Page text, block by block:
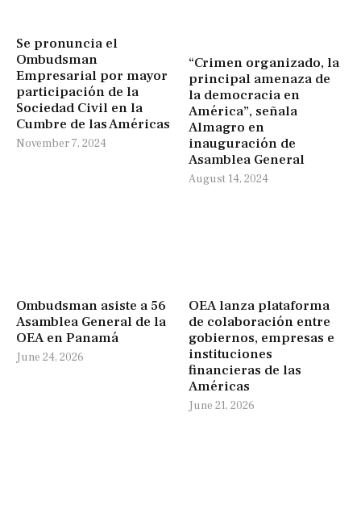
Se pronuncia el
Ombudsman
Empresarial por mayor
participación de la
Sociedad Civil en la
Cumbre de las Américas
November 7, 2024
“Crimen organizado, la
principal amenaza de
la democracia en
América”, señala
Almagro en
inauguración de
Asamblea General
August 14, 2024
Ombudsman asiste a 56
Asamblea General de la
OEA en Panamá
June 24, 2026
OEA lanza plataforma
de colaboración entre
gobiernos, empresas e
instituciones
financieras de las
Américas
June 21, 2026